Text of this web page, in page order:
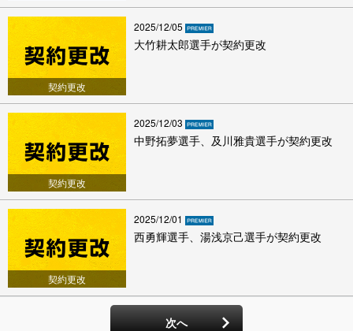
契約更改
2025/12/05
大竹耕太郎選手が契約更改
契約更改
2025/12/03
中野拓夢選手、及川雅貴選手が契約更改
契約更改
2025/12/01
西勇輝選手、湯浅京己選手が契約更改
次へ